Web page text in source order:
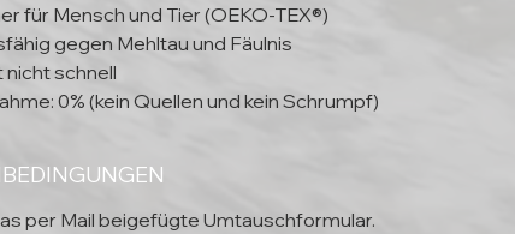
für Mensch und Tier (OEKO-TEX®)
gegen Mehltau und Fäulnis
nicht schnell
0% (kein Quellen und kein Schrumpf)
per Mail beigefügte Umtauschformular.